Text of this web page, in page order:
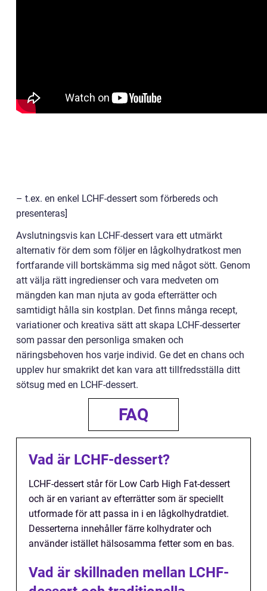
– t.ex. en enkel LCHF-dessert som förbereds och
presenteras]
Avslutningsvis kan LCHF-dessert vara ett utmärkt
alternativ för dem som följer en lågkolhydratkost men
fortfarande vill bortskämma sig med något sött. Genom
att välja rätt ingredienser och vara medveten om
mängden kan man njuta av goda efterrätter och
samtidigt hålla sin kostplan. Det finns många recept,
variationer och kreativa sätt att skapa LCHF-desserter
som passar den personliga smaken och
näringsbehoven hos varje individ. Ge det en chans och
upplev hur smakrikt det kan vara att tillfredsställa ditt
sötsug med en LCHF-dessert.
FAQ
Vad är LCHF-dessert?
LCHF-dessert står för Low Carb High Fat-dessert
och är en variant av efterrätter som är speciellt
utformade för att passa in i en lågkolhydratdiet.
Desserterna innehåller färre kolhydrater och
använder istället hälsosamma fetter som en bas.
Vad är skillnaden mellan LCHF-